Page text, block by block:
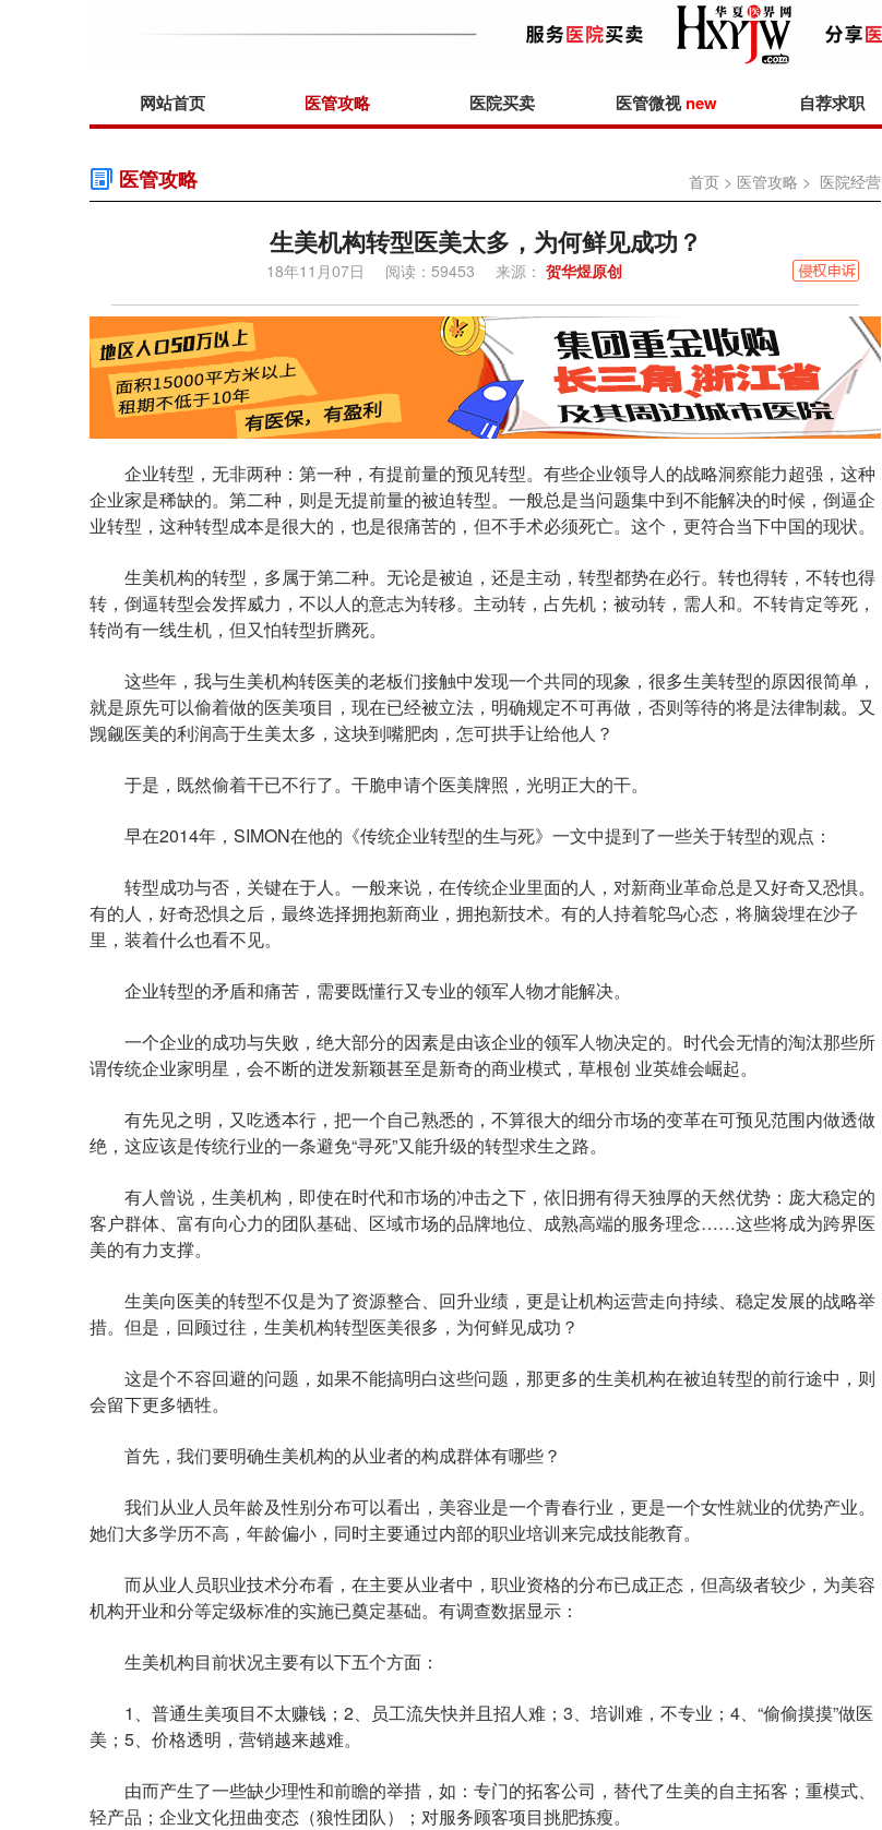
网站首页 医管攻略 医院买卖 医管微视new 自荐求职
医管攻略 首页 > 医管攻略 > 医院经营
生美机构转型医美太多，为何鲜见成功？
18年11月07日 阅读：59453 来源： 贺华煜原创
企业转型，无非两种：第一种，有提前量的预见转型。有些企业领导人的战略洞察能力超强，这种
企业家是稀缺的。第二种，则是无提前量的被迫转型。一般总是当问题集中到不能解决的时候，倒逼企
业转型，这种转型成本是很大的，也是很痛苦的，但不手术必须死亡。这个，更符合当下中国的现状。
生美机构的转型，多属于第二种。无论是被迫，还是主动，转型都势在必行。转也得转，不转也得
转，倒逼转型会发挥威力，不以人的意志为转移。主动转，占先机；被动转，需人和。不转肯定等死，
转尚有一线生机，但又怕转型折腾死。
这些年，我与生美机构转医美的老板们接触中发现一个共同的现象，很多生美转型的原因很简单，
就是原先可以偷着做的医美项目，现在已经被立法，明确规定不可再做，否则等待的将是法律制裁。又
觊觎医美的利润高于生美太多，这块到嘴肥肉，怎可拱手让给他人？
于是，既然偷着干已不行了。干脆申请个医美牌照，光明正大的干。
早在2014年，SIMON在他的《传统企业转型的生与死》一文中提到了一些关于转型的观点：
转型成功与否，关键在于人。一般来说，在传统企业里面的人，对新商业革命总是又好奇又恐惧。
有的人，好奇恐惧之后，最终选择拥抱新商业，拥抱新技术。有的人持着鸵鸟心态，将脑袋埋在沙子
里，装着什么也看不见。
企业转型的矛盾和痛苦，需要既懂行又专业的领军人物才能解决。
一个企业的成功与失败，绝大部分的因素是由该企业的领军人物决定的。时代会无情的淘汰那些所
谓传统企业家明星，会不断的迸发新颖甚至是新奇的商业模式，草根创 业英雄会崛起。
有先见之明，又吃透本行，把一个自己熟悉的，不算很大的细分市场的变革在可预见范围内做透做
绝，这应该是传统行业的一条避免“寻死”又能升级的转型求生之路。
有人曾说，生美机构，即使在时代和市场的冲击之下，依旧拥有得天独厚的天然优势：庞大稳定的
客户群体、富有向心力的团队基础、区域市场的品牌地位、成熟高端的服务理念……这些将成为跨界医
美的有力支撑。
生美向医美的转型不仅是为了资源整合、回升业绩，更是让机构运营走向持续、稳定发展的战略举
措。但是，回顾过往，生美机构转型医美很多，为何鲜见成功？
这是个不容回避的问题，如果不能搞明白这些问题，那更多的生美机构在被迫转型的前行途中，则
会留下更多牺牲。
首先，我们要明确生美机构的从业者的构成群体有哪些？
我们从业人员年龄及性别分布可以看出，美容业是一个青春行业，更是一个女性就业的优势产业。
她们大多学历不高，年龄偏小，同时主要通过内部的职业培训来完成技能教育。
而从业人员职业技术分布看，在主要从业者中，职业资格的分布已成正态，但高级者较少，为美容
机构开业和分等定级标准的实施已奠定基础。有调查数据显示：
生美机构目前状况主要有以下五个方面：
1、普通生美项目不太赚钱；2、员工流失快并且招人难；3、培训难，不专业；4、“偷偷摸摸”做医
美；5、价格透明，营销越来越难。
由而产生了一些缺少理性和前瞻的举措，如：专门的拓客公司，替代了生美的自主拓客；重模式、
轻产品；企业文化扭曲变态（狼性团队）；对服务顾客项目挑肥拣瘦。